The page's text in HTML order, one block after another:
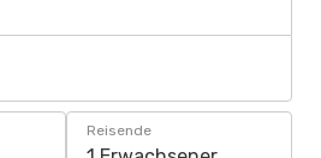
Reisende